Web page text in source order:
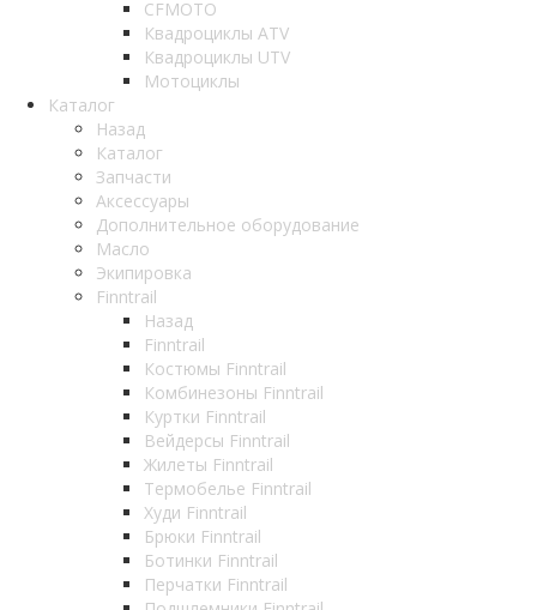
CFMOTO
Квадроциклы ATV
Квадроциклы UTV
Мотоциклы
Каталог
Назад
Каталог
Запчасти
Аксессуары
Дополнительное оборудование
Масло
Экипировка
Finntrail
Назад
Finntrail
Костюмы Finntrail
Комбинезоны Finntrail
Куртки Finntrail
Вейдерсы Finntrail
Жилеты Finntrail
Термобелье Finntrail
Худи Finntrail
Брюки Finntrail
Ботинки Finntrail
Перчатки Finntrail